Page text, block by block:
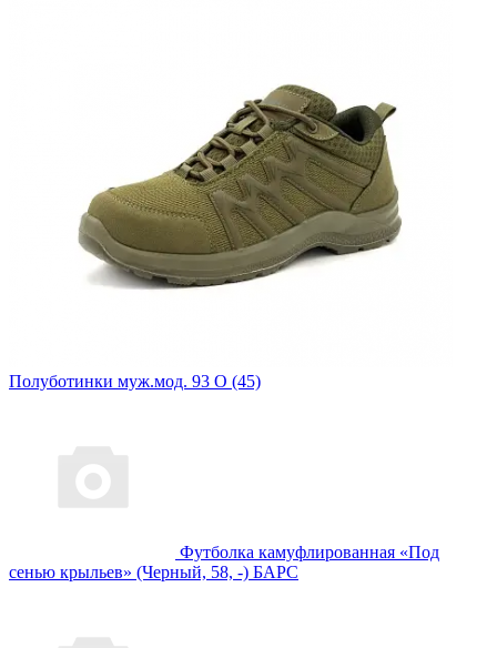
Полуботинки муж.мод. 93 О (45)
Футболка камуфлированная «Под
сенью крыльев» (Черный, 58, -) БАРС